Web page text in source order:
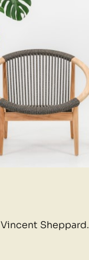
Sheppard.